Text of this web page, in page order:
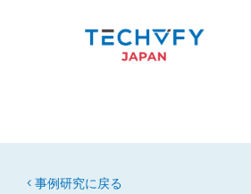
事例研究に戻る